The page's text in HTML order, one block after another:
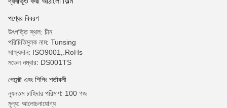
পণ্যের বিবরণ
উৎপত্তি স্থল: চীন
পরিচিতিমুলক নাম: Tunsing
সাক্ষ্যদান: ISO9001,.RoHs
মডেল নম্বার: DS001TS
পেমেন্ট এবং শিপিং শর্তাবলী
ন্যূনতম চাহিদার পরিমাণ: 100 গজ
মূল্য: আলোচনাযোগ্য